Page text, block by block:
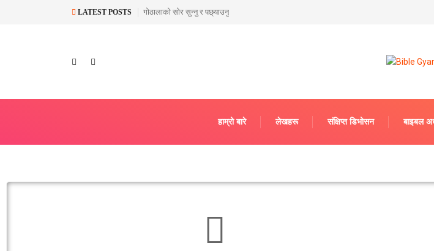
LATEST POSTS गोठालाको सोर सुन्नु र पछ्याउनु
हाम्रो बारे लेखहरू संक्षिप्त डिभोसन बाइबल